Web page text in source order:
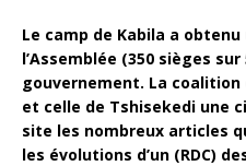
Le camp de Kabila a
l’Assemblée (350 sièges sur
gouvernement. La coalition
et celle de Tshisekedi une
site les nombreux articles
les évolutions d’un (RDC)